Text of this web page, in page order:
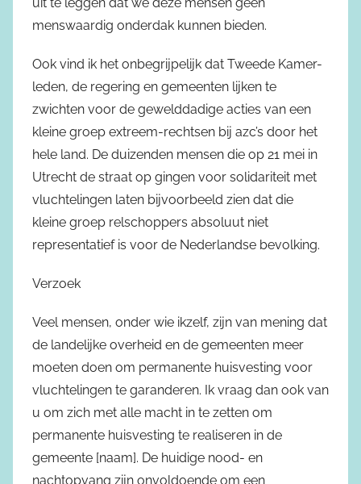
menswaardig onderdak kunnen bieden.
Ook vind ik het onbegrijpelijk dat Tweede Kamer-
leden, de regering en gemeenten lijken te
zwichten voor de gewelddadige acties van een
kleine groep extreem-rechtsen bij azc’s door het
hele land. De duizenden mensen die op 21 mei in
Utrecht de straat op gingen voor solidariteit met
vluchtelingen laten bijvoorbeeld zien dat die
kleine groep relschoppers absoluut niet
representatief is voor de Nederlandse bevolking.
Verzoek
Veel mensen, onder wie ikzelf, zijn van mening dat
de landelijke overheid en de gemeenten meer
moeten doen om permanente huisvesting voor
vluchtelingen te garanderen. Ik vraag dan ook van
u om zich met alle macht in te zetten om
permanente huisvesting te realiseren in de
gemeente [naam]. De huidige nood- en
nachtopvang zijn onvoldoende om een